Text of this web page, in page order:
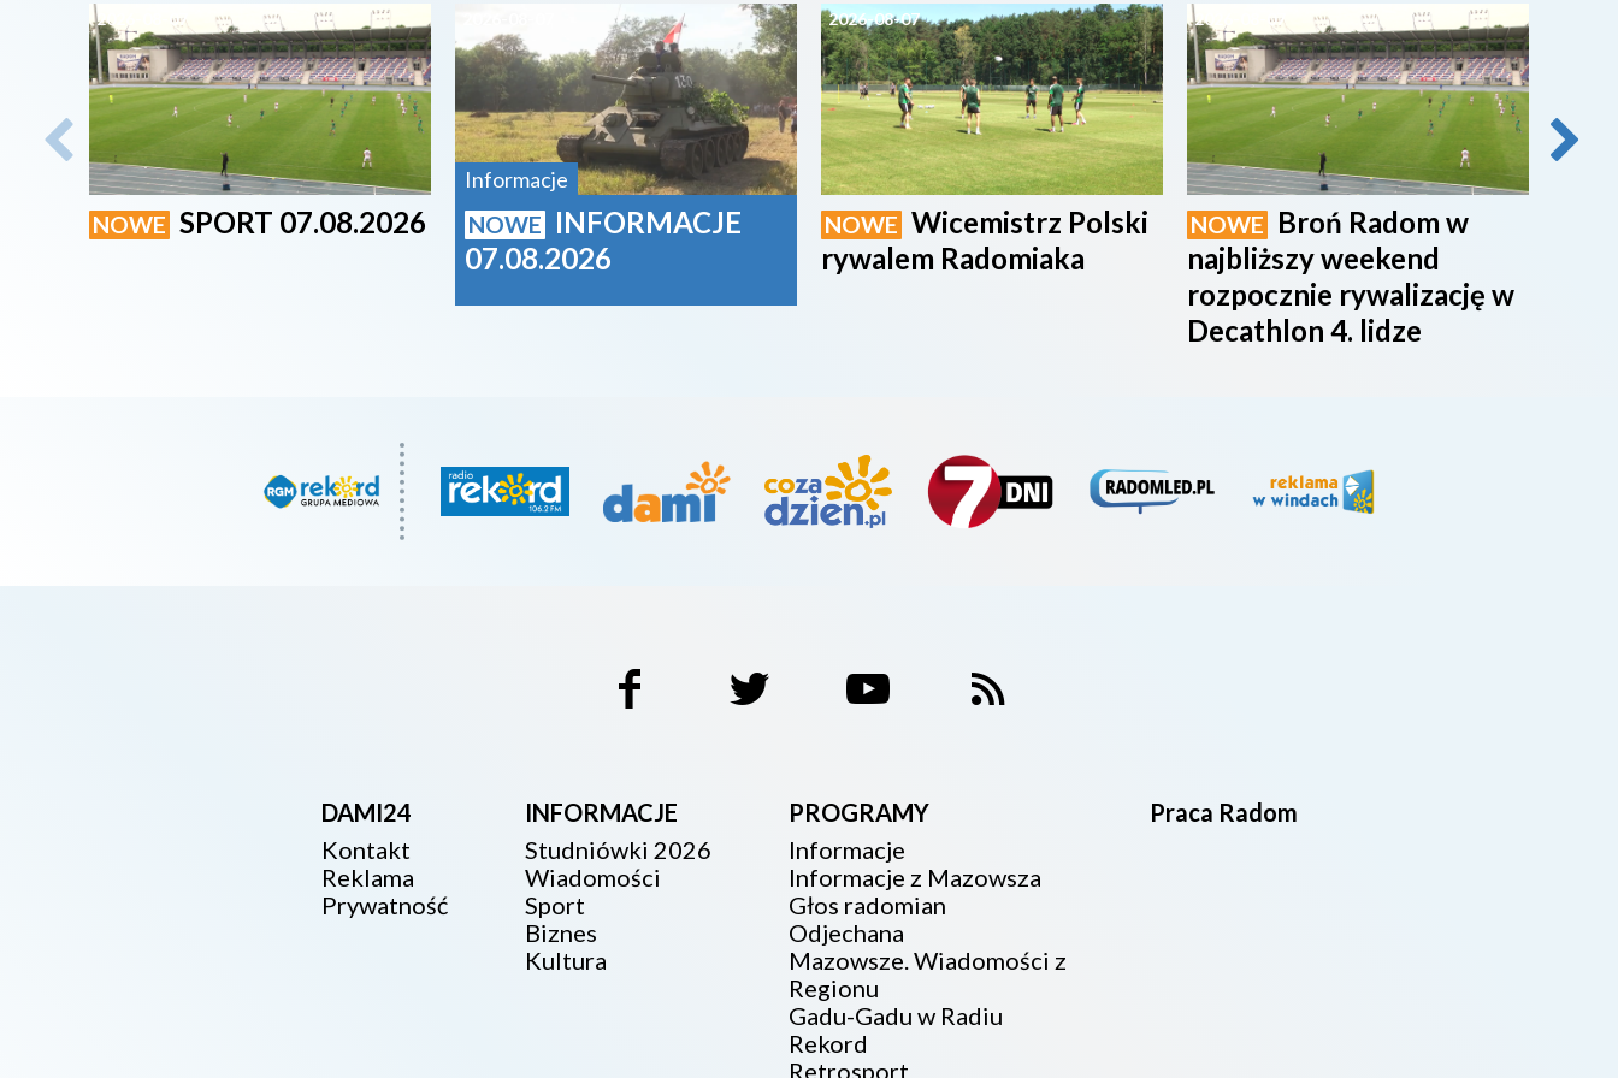
2026-08-07
NOWE SPORT 07.08.2026
Informacje
NOWE
INFORMACJE
07.08.2026
2026-08-07
NOWE Wicemistrz Polski
rywalem Radomiaka
2026-08-07
NOWE
Broń Radom w
najbliższy weekend
rozpocznie rywalizację w
Decathlon 4. lidze
DAMI24
Kontakt
Reklama
Prywatność
INFORMACJE
Studniówki 2026
Wiadomości
Sport
Biznes
Kultura
PROGRAMY
Informacje
Informacje z Mazowsza
Głos radomian
Odjechana
Mazowsze. Wiadomości z
Regionu
Gadu-Gadu w Radiu
Rekord
Retrosport
Praca Radom